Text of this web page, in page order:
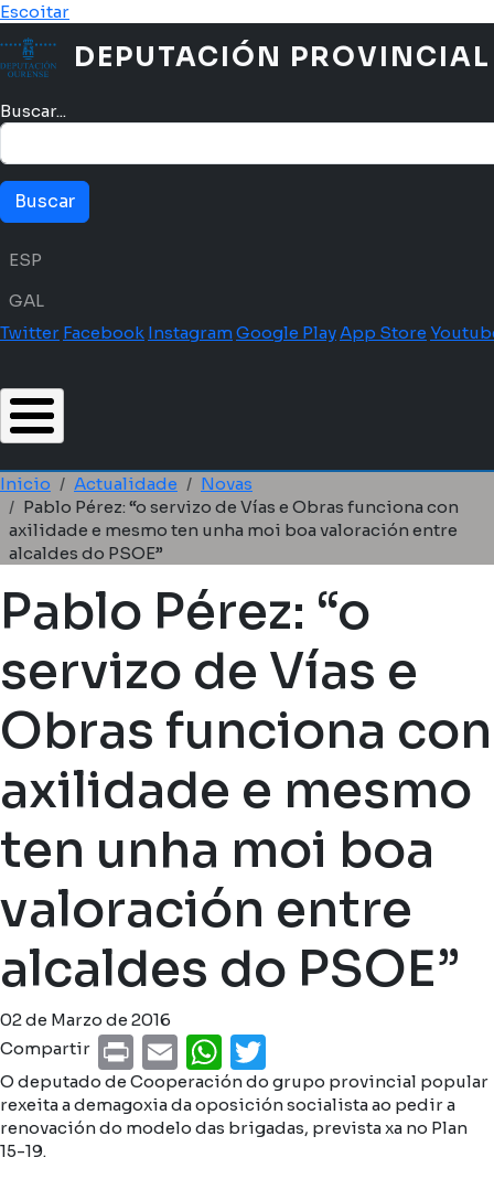
Ir o contido principal
Escoitar
DEPUTACIÓN PROVINCIAL
Buscar...
Menú idioma
ESP
GAL
Twitter Facebook InstagramGoogle PlayApp Store
Miga de pan
Inicio Actualidade
Novas
Pablo Pérez: “o servizo de Vías e Obras funciona con
axilidade e mesmo ten unha moi boa valoración entre
alcaldes do PSOE”
Pablo Pérez: “o
servizo de Vías e
Obras funciona con
axilidade e mesmo
ten unha moi boa
valoración entre
alcaldes do PSOE”
02 de Marzo de 2016
Compartir
PrintEmailWhatsApp
O deputado de Cooperación do grupo provincial popular
rexeita a demagoxia da oposición socialista ao pedir a
renovación do modelo das brigadas, prevista xa no Plan
15-19.